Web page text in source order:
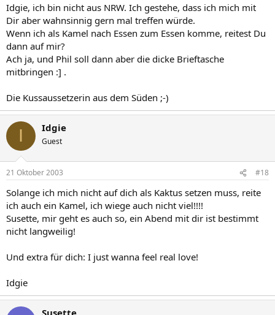
Idgie, ich bin nicht aus NRW. Ich gestehe, dass ich mich mit
Dir aber wahnsinnig gern mal treffen würde.
Wenn ich als Kamel nach Essen zum Essen komme, reitest Du
dann auf mir?
Ach ja, und Phil soll dann aber die dicke Brieftasche
mitbringen :] .
Die Kussaussetzerin aus dem Süden ;-)
I Idgie
Guest
21 Oktober 2003 #18
Solange ich mich nicht auf dich als Kaktus setzen muss, reite
ich auch ein Kamel, ich wiege auch nicht viel!!!!
Susette, mir geht es auch so, ein Abend mit dir ist bestimmt
nicht langweilig!
Und extra für dich: I just wanna feel real love!
Idgie
Susette